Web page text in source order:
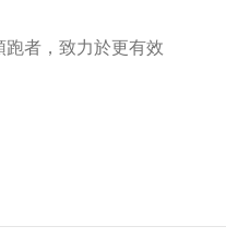
者，致力於更有效